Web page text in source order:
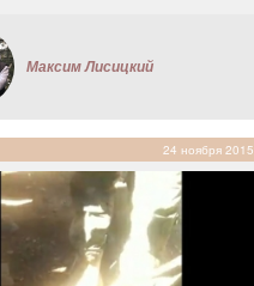
Максим Лисицкий
24 ноября 2015